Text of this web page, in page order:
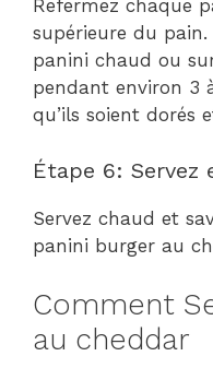
Refermez chaque
supérieure du pain.
panini chaud ou
pendant environ 3
qu’ils soient dorés
Étape 6: Servez
Servez chaud et
panini burger au
Comment
au cheddar